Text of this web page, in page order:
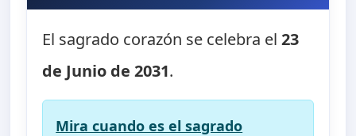
El sagrado corazón se celebra el23
de Junio de 2031.
Mira cuando es el sagrado